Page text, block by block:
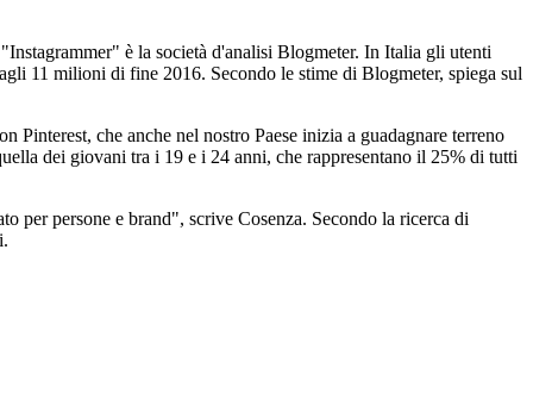
è la società d'analisi Blogmeter. In Italia gli utenti
11 milioni di fine 2016. Secondo le stime di Blogmeter, spiega sul
che anche nel nostro Paese inizia a guadagnare terreno
dei giovani tra i 19 e i 24 anni, che rappresentano il 25% di tutti
per persone e brand", scrive Cosenza. Secondo la ricerca di